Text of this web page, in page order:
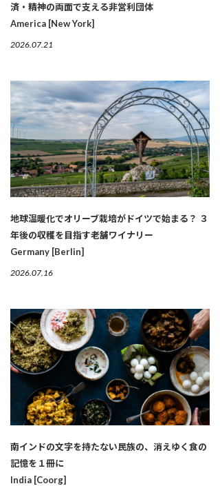
済・精神の両面で支える非営利団体
America [New York]
2026.07.21
地球温暖化でオリーブ栽培がドイツで始まる？ ３
年後の収穫を目指す老舗ワイナリー
Germany [Berlin]
2026.07.16
南インドの文字を持たない民族の、消えゆく食の
記憶を１冊に
India [Coorg]